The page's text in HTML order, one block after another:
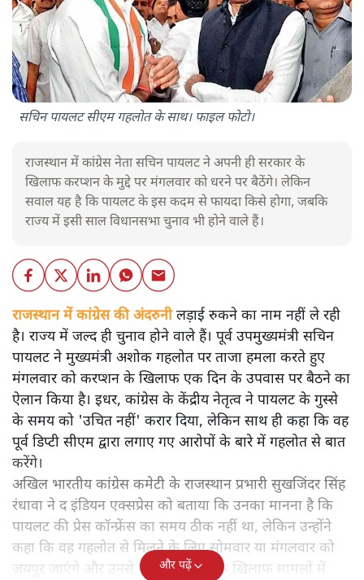
सचिन पायलट सीएम गहलोत के साथ। फाइल फोटो।
राजस्थान में कांग्रेस नेता सचिन पायलट ने अपनी ही सरकार के
खिलाफ करप्शन के मुद्दे पर मंगलवार को धरने पर बैठेंगे। लेकिन
सवाल यह है कि पायलट के इस कदम से फायदा किसे होगा, जबकि
राज्य में इसी साल विधानसभा चुनाव भी होने वाले हैं।
राजस्थान में कांग्रेस की अंदरुनी लड़ाई रुकने का नाम नहीं ले रही
है। राज्य में जल्द ही चुनाव होने वाले हैं। पूर्व उपमुख्यमंत्री सचिन
पायलट ने मुख्यमंत्री अशोक गहलोत पर ताजा हमला करते हुए
मंगलवार को करप्शन के खिलाफ एक दिन के उपवास पर बैठने का
ऐलान किया है। इधर, कांग्रेस के केंद्रीय नेतृत्व ने पायलट के गुस्से
के समय को 'उचित नहीं' करार दिया, लेकिन साथ ही कहा कि वह
पूर्व डिप्टी सीएम द्वारा लगाए गए आरोपों के बारे में गहलोत से बात
करेंगे।
अखिल भारतीय कांग्रेस कमेटी के राजस्थान प्रभारी सुखजिंदर सिंह
रंधावा ने द इंडियन एक्सप्रेस को बताया कि उनका मानना ​​है कि
पायलट की प्रेस कॉन्फ्रेंस का समय ठीक नहीं था, लेकिन उन्होंने
कहा कि वह गहलोत से मिलने के लिए सोमवार या मंगलवार को
जयपुर जाएंगे और उनसे पूछेंगे कि 'राजे के खिलाफ मामलों में
और पढ़ें